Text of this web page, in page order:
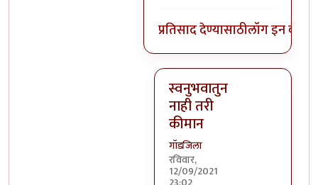
प्रतिसाद देण्यासाठीलॉग इन करा
स्वनुभवातुन
नाही तरी
कीमान
गॉडजिला
रविवार,
12/09/2021